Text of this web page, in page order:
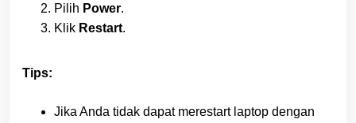
Pilih Power.
Klik Restart.
Tips:
Jika Anda tidak dapat merestart laptop dengan